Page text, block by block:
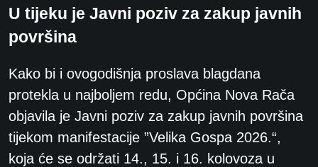
U tijeku je Javni poziv za zakup javnih
površina
Kako bi i ovogodišnja proslava blagdana
protekla u najboljem redu, Općina Nova Rača
objavila je Javni poziv za zakup javnih površina
tijekom manifestacije ”Velika Gospa 2026.“,
koja će se održati 14., 15. i 16. kolovoza u